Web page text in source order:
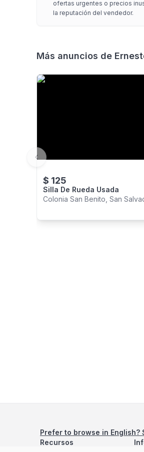
ofertas urgentes o precios
la reputación del vendedor.
Más anuncios de
$ 125
Silla De Rueda Usada
Colonia San Benito, San
Previous slide
Prefer to browse in English?
Recursos